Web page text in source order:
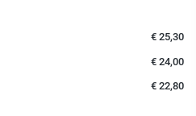
€ 25,30
€ 24,00
€ 22,80